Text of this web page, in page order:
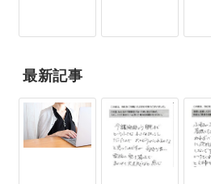
最新記事